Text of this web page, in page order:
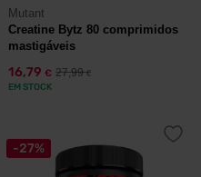
Mutant
Creatine Bytz 80 comprimidos
mastigáveis
16,79 € 27,99€
EM STOCK
-27%